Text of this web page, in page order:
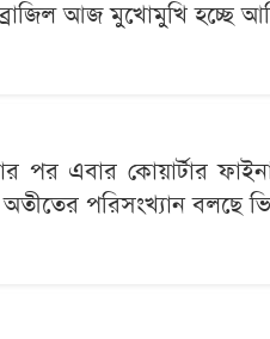
আজ মুখোমুখি হচ্ছে
পর এবার কোয়ার্টার
পরিসংখ্যান বলছে